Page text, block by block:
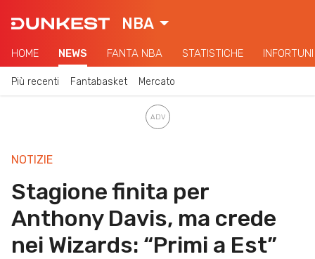
NBA
HOME NEWS FANTA NBA STATISTICHE INFORTUNI
Più recenti Fantabasket Mercato
NOTIZIE
Stagione finita per
Anthony Davis, ma crede
nei Wizards: “Primi a Est”